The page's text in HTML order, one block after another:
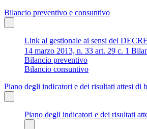
Bilancio preventivo e consuntivo
Link al gestionale ai sensi del
14 marzo 2013, n. 33 art. 29 c. 1
Bilancio preventivo
Bilancio consuntivo
Piano degli indicatori e dei risultati attesi di
Piano degli indicatori e dei risultati